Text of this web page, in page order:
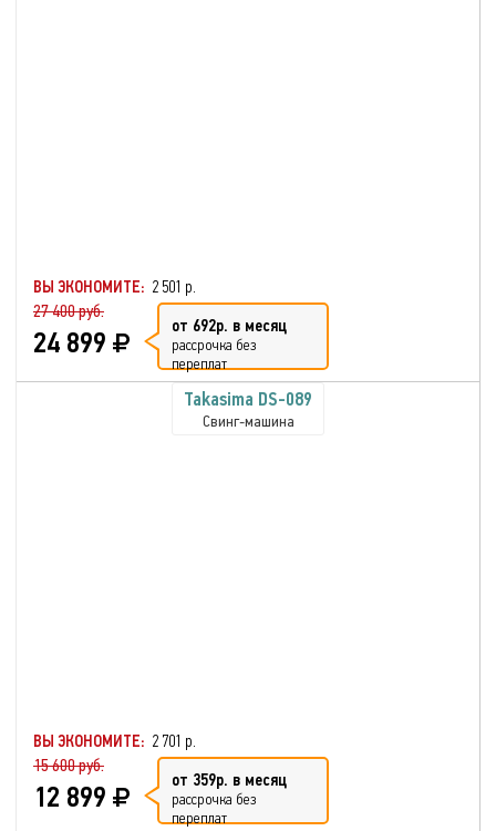
ВЫ ЭКОНОМИТЕ: 2 501 р.
27 400 руб.
24 899 от 692р. в месяц
рассрочка без
переплат
Takasima DS-089
Свинг-машина
ВЫ ЭКОНОМИТЕ: 2 701 р.
15 600 руб.
12 899 от 359р. в месяц
рассрочка без
переплат